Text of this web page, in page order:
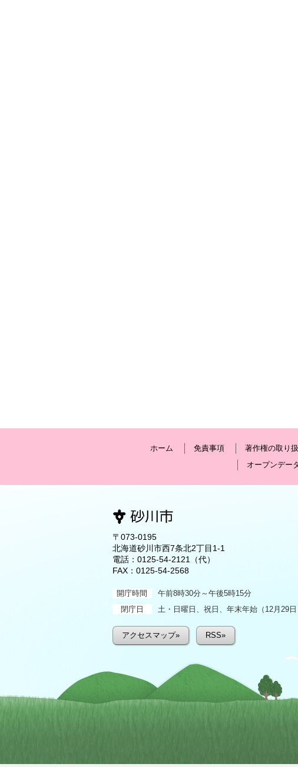
ホーム 免責事項 著作権の取り
オープンデー
〒073-0195
北海道砂川市西7条北2丁目1-1
電話： 0125-54-2121
（代）
FAX：0125-54-2568
開庁時間
午前8時30分～午後5時15分
閉庁日
土・日曜日、祝日、年末年始（12月29日
アクセスマップ» RSS»